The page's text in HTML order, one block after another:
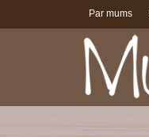
Par mums